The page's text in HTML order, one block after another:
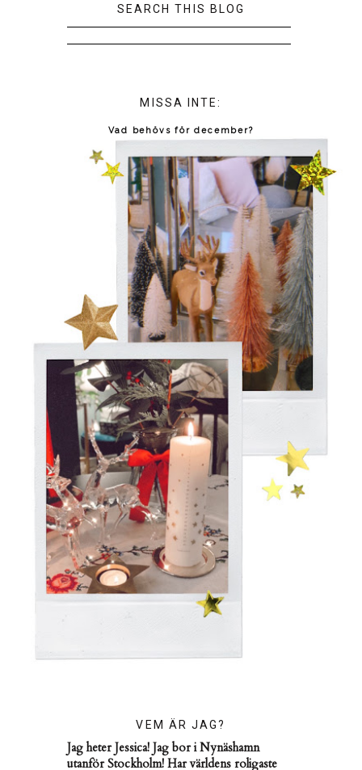
SEARCH THIS BLOG
MISSA INTE:
Vad behövs för december?
VEM ÄR JAG?
Jag heter Jessica! Jag bor i Nynäshamn
utanför Stockholm! Har världens roligaste